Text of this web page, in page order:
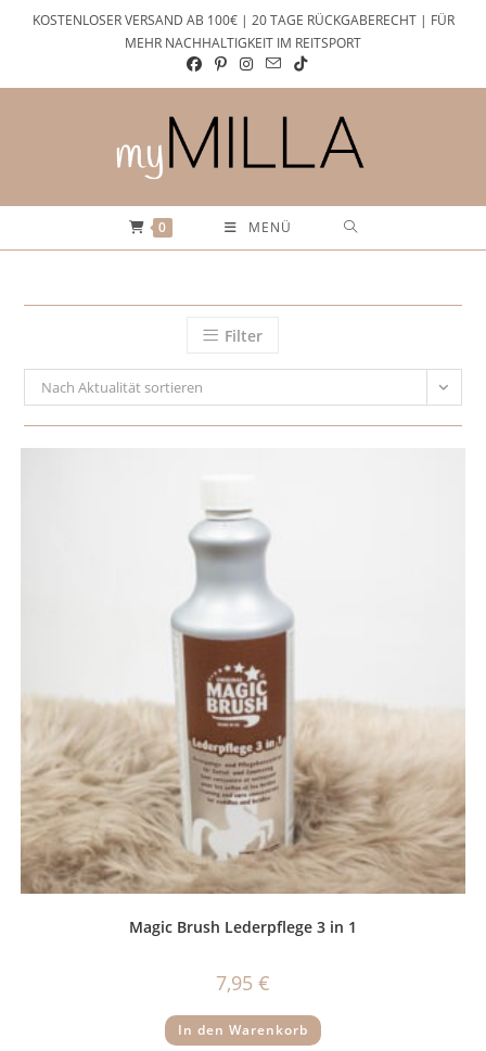
KOSTENLOSER VERSAND AB 100€ | 20 TAGE RÜCKGABERECHT | FÜR
MEHR NACHHALTIGKEIT IM REITSPORT
0 MENÜ
Filter
Nach Aktualität sortieren
Magic Brush Lederpflege 3 in 1
7,95 €
In den Warenkorb